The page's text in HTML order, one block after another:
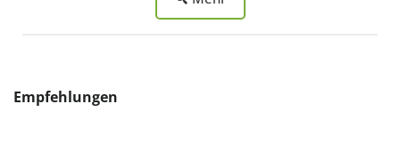
Produktgalerie überspringen
Empfehlungen